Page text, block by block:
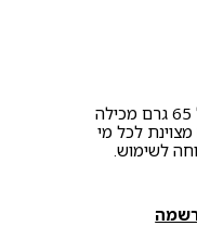
לכל מי
לשימוש.